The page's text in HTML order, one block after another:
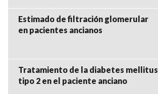
Estimado de filtración glomerular
en pacientes ancianos
Tratamiento de la diabetes mellitus
tipo 2 en el paciente anciano